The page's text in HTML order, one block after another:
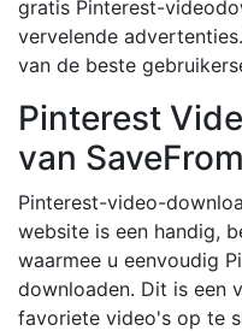
gratis Pinterest-
vervelende
van de beste
Pinterest
van
Pinterest-video-
website is een handig,
waarmee u eenvoudig
downloaden. Dit is een
favoriete video's op te